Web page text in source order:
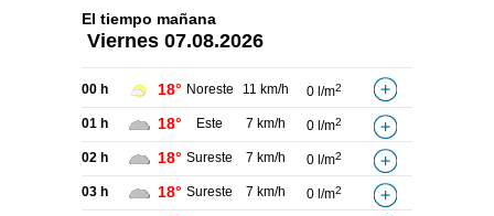
El tiempo mañana
Viernes 07.08.2026
00 h 18° Noreste 11 km/h 0 l/m2
01 h 18° Este 7 km/h 0 l/m2
02 h 18° Sureste 7 km/h 0 l/m2
03 h 18° Sureste 7 km/h 0 l/m2